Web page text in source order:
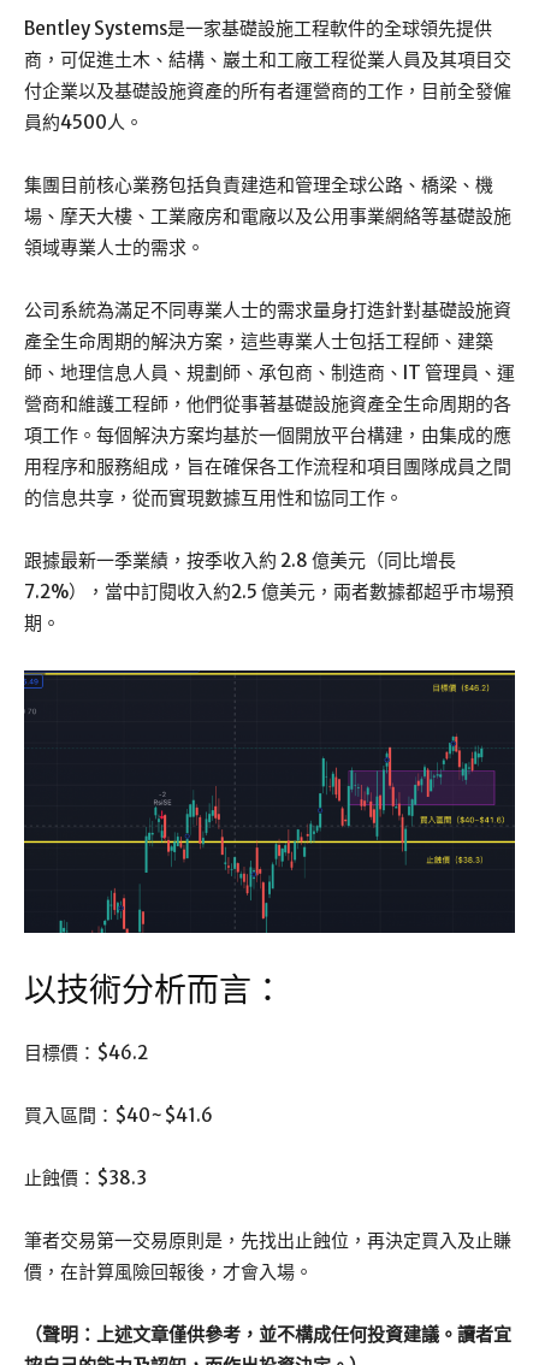
Bentley Systems是一家基礎設施工程軟件的全球領先提供
商，可促進土木、結構、巖土和工廠工程從業人員及其項目交
付企業以及基礎設施資產的所有者運營商的工作，目前全發僱
員約4500人。
集團目前核心業務包括負責建造和管理全球公路、橋梁、機
場、摩天大樓、工業廠房和電廠以及公用事業網絡等基礎設施
領域專業人士的需求。
公司系統為滿足不同專業人士的需求量身打造針對基礎設施資
產全生命周期的解決方案，這些專業人士包括工程師、建築
師、地理信息人員、規劃師、承包商、制造商、IT 管理員、運
營商和維護工程師，他們從事著基礎設施資產全生命周期的各
項工作。每個解決方案均基於一個開放平台構建，由集成的應
用程序和服務組成，旨在確保各工作流程和項目團隊成員之間
的信息共享，從而實現數據互用性和協同工作。
跟據最新一季業績，按季收入約 2.8 億美元（同比增長
7.2%），當中訂閱收入約2.5 億美元，兩者數據都超乎市場預
期。
以技術分析而言：
目標價：$46.2
買入區間：$40~$41.6
止蝕價：$38.3
筆者交易第一交易原則是，先找出止蝕位，再決定買入及止賺
價，在計算風險回報後，才會入場。
（聲明：上述文章僅供參考，並不構成任何投資建議。讀者宜